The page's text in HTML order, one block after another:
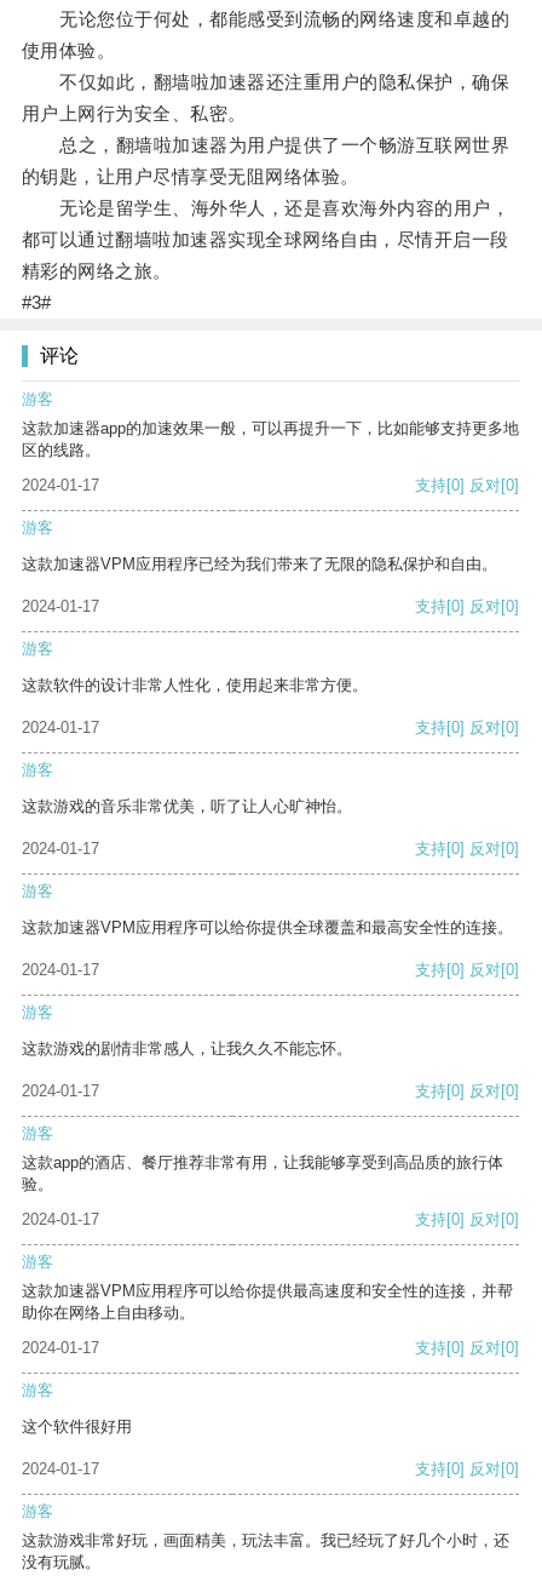
无论您位于何处，都能感受到流畅的网络速度和卓越的
使用体验。
不仅如此，翻墙啦加速器还注重用户的隐私保护，确保
用户上网行为安全、私密。
总之，翻墙啦加速器为用户提供了一个畅游互联网世界
的钥匙，让用户尽情享受无阻网络体验。
无论是留学生、海外华人，还是喜欢海外内容的用户，
都可以通过翻墙啦加速器实现全球网络自由，尽情开启一段
精彩的网络之旅。
#3#
评论
游客
这款加速器app的加速效果一般，可以再提升一下，比如能够支持更多地
区的线路。
2024-01-17
支持[0] 反对[0]
游客
这款加速器VPM应用程序已经为我们带来了无限的隐私保护和自由。
2024-01-17 支持[0] 反对[0]
游客
这款软件的设计非常人性化，使用起来非常方便。
2024-01-17 支持[0] 反对[0]
游客
这款游戏的音乐非常优美，听了让人心旷神怡。
2024-01-17 支持[0] 反对[0]
游客
这款加速器VPM应用程序可以给你提供全球覆盖和最高安全性的连接。
2024-01-17 支持[0] 反对[0]
游客
这款游戏的剧情非常感人，让我久久不能忘怀。
2024-01-17 支持[0] 反对[0]
游客
这款app的酒店、餐厅推荐非常有用，让我能够享受到高品质的旅行体
验。
2024-01-17
支持[0] 反对[0]
游客
这款加速器VPM应用程序可以给你提供最高速度和安全性的连接，并帮
助你在网络上自由移动。
2024-01-17
支持[0] 反对[0]
游客
这个软件很好用
2024-01-17 支持[0] 反对[0]
游客
这款游戏非常好玩，画面精美，玩法丰富。我已经玩了好几个小时，还
没有玩腻。